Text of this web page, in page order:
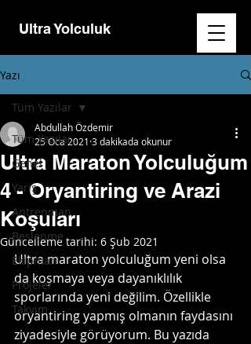
Ultra Yolculuk
Yazı
Tüm Yazılar
Genel
Yarış
Antrenman
Beslenme
Ekipman
Projeler
Takvim
Tüm Yazılar
Ultra Maraton Yolculuğum
4 - Oryantiring ve Arazi
Koşuları
Abdullah Özdemir
25 Oca 2021 3 dakikada okunur
Güncelleme tarihi: 6 Şub 2021
Ultra maraton yolculuğum yeni olsa
da koşmaya veya dayanıklılık
sporlarında yeni değilim. Özellikle
oryantiring yapmış olmanın faydasını
ziyadesiyle görüyorum. Bu yazıda